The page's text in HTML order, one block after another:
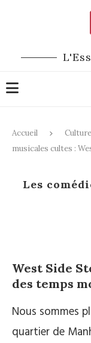
Accueil Culture
musicales cultes :
Les
West Side
des temps
Nous sommes
quartier de